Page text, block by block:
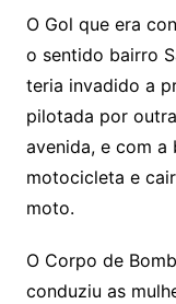
O Gol que era
o sentido bairro
teria invadido a
pilotada por
avenida, e com
motocicleta e
moto.
O Corpo de
conduziu as